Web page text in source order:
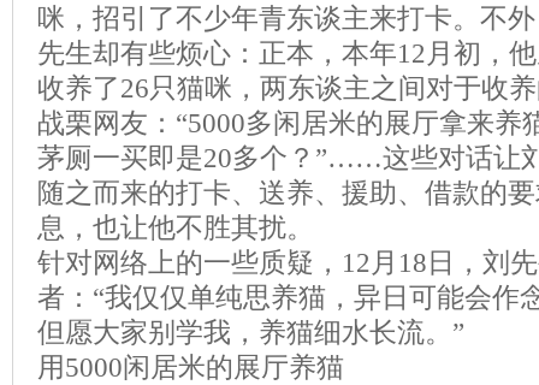
咪，招引了不少年青东谈主来打卡。不
先生却有些烦心：正本，本年12月初，
收养了26只猫咪，两东谈主之间对于收
战栗网友：“5000多闲居米的展厅拿来养
茅厕一买即是20多个？”……这些对话让
随之而来的打卡、送养、援助、借款的
息，也让他不胜其扰。
针对网络上的一些质疑，12月18日，刘
者：“我仅仅单纯思养猫，异日可能会作
但愿大家别学我，养猫细水长流。”
用5000闲居米的展厅养猫